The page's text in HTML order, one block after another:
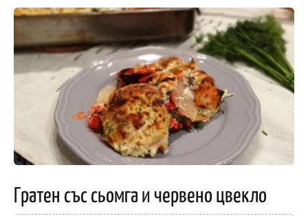
Гратен със сьомга и червено цвекло